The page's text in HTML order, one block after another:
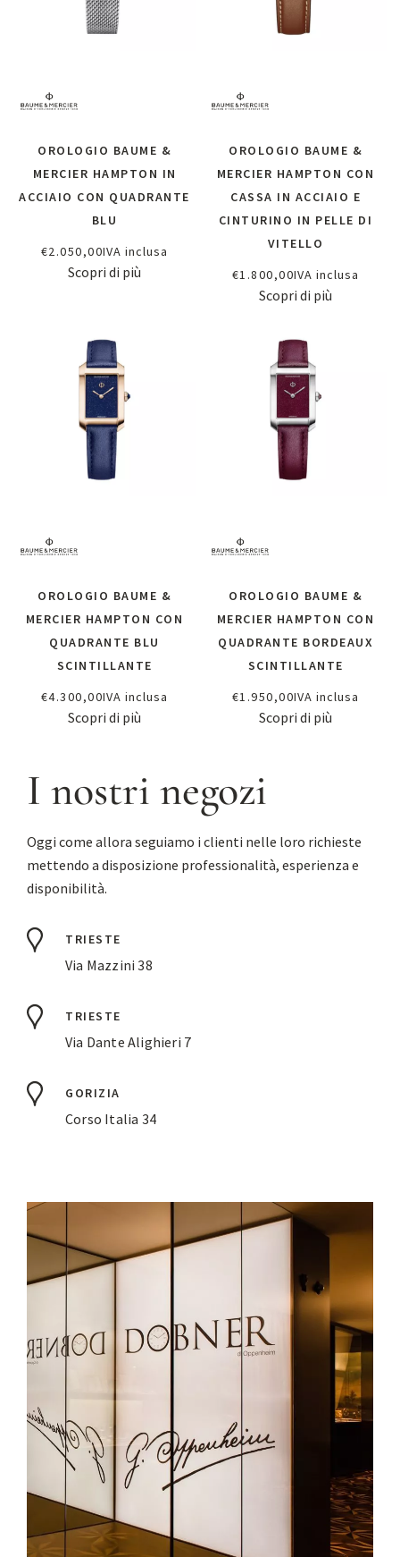
OROLOGIO BAUME &
MERCIER HAMPTON IN
ACCIAIO CON QUADRANTE
BLU
€2.050,00IVA inclusa
Scopri di più
OROLOGIO BAUME &
MERCIER HAMPTON CON
CASSA IN ACCIAIO E
CINTURINO IN PELLE DI
VITELLO
€1.800,00IVA inclusa
Scopri di più
OROLOGIO BAUME &
MERCIER HAMPTON CON
QUADRANTE BLU
SCINTILLANTE
€4.300,00IVA inclusa
Scopri di più
OROLOGIO BAUME &
MERCIER HAMPTON CON
QUADRANTE BORDEAUX
SCINTILLANTE
€1.950,00IVA inclusa
Scopri di più
I nostri negozi
Oggi come allora seguiamo i clienti nelle loro richieste
mettendo a disposizione professionalità, esperienza e
disponibilità.
TRIESTE
Via Mazzini 38
TRIESTE
Via Dante Alighieri 7
GORIZIA
Corso Italia 34